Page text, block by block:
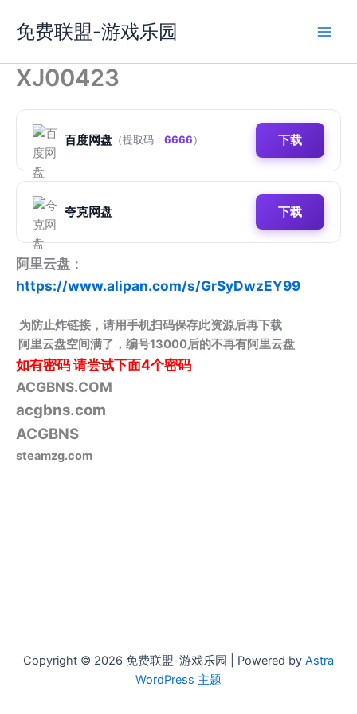
容
免费联盟-游戏乐园
XJ00423
百度网盘 （提取码： 6666） 下载
夸克网盘 下载
阿里云盘 ：
https://www.alipan.com/s/GrSyDwzEY99
为防止炸链接，请用手机扫码保存此资源后再下载
阿里云盘空间满了，编号13000后的不再有阿里云盘
如有密码请尝试下面4个密码
ACGBNS.COM
acgbns.com
ACGBNS
steamzg.com
Copyright © 2026 免费联盟-游戏乐园 | Powered by Astra
WordPress 主题